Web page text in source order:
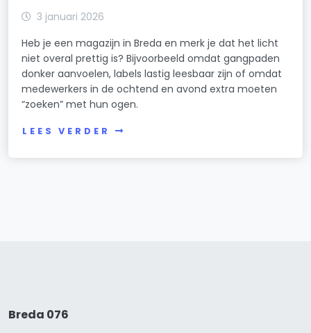
3 januari 2026
Heb je een magazijn in Breda en merk je dat het licht
niet overal prettig is? Bijvoorbeeld omdat gangpaden
donker aanvoelen, labels lastig leesbaar zijn of omdat
medewerkers in de ochtend en avond extra moeten
“zoeken” met hun ogen.
LEES VERDER
Breda 076